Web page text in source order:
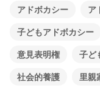
アドボカシー ア
子どもアドボカシー
意見表明権
子ど
社会的養護
里親